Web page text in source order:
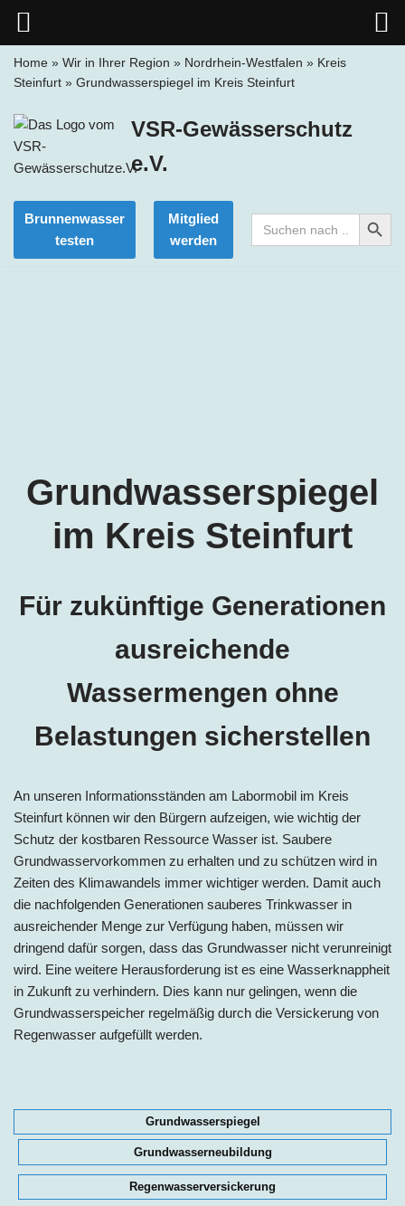
Inhalt
Home » Wir in Ihrer Region » Nordrhein-Westfalen » Kreis
Steinfurt » Grundwasserspiegel im Kreis Steinfurt
VSR-Gewässerschutz
e.V.
Brunnenwasser
testen
Mitglied
werden
Search
for:
Search Button
Grundwasserspiegel
im Kreis Steinfurt
Für zukünftige Generationen
ausreichende
Wassermengen ohne
Belastungen sicherstellen
An unseren Informationsständen am Labormobil im Kreis
Steinfurt können wir den Bürgern aufzeigen, wie wichtig der
Schutz der kostbaren Ressource Wasser ist. Saubere
Grundwasservorkommen zu erhalten und zu schützen wird in
Zeiten des Klimawandels immer wichtiger werden. Damit auch
die nachfolgenden Generationen sauberes Trinkwasser in
ausreichender Menge zur Verfügung haben, müssen wir
dringend dafür sorgen, dass das Grundwasser nicht verunreinigt
wird. Eine weitere Herausforderung ist es eine Wasserknappheit
in Zukunft zu verhindern. Dies kann nur gelingen, wenn die
Grundwasserspeicher regelmäßig durch die Versickerung von
Regenwasser aufgefüllt werden.
Grundwasserspiegel
Grundwasserneubildung
Regenwasserversickerung